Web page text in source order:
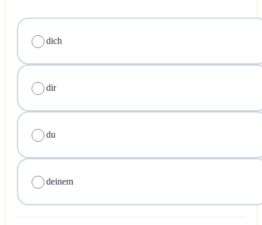
dich
dir
du
deinem